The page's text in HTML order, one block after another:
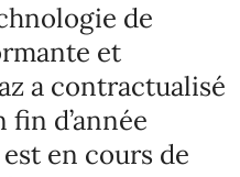
de
et
a contractualisé
d’année
en cours de